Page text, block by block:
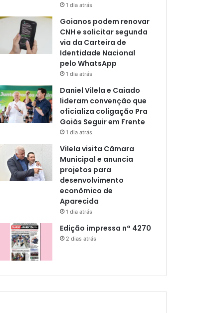
1 dia atrás
Goianos podem renovar
CNH e solicitar segunda
via da Carteira de
Identidade Nacional
pelo WhatsApp
1 dia atrás
Daniel Vilela e Caiado
lideram convenção que
oficializa coligação Pra
Goiás Seguir em Frente
1 dia atrás
Vilela visita Câmara
Municipal e anuncia
projetos para
desenvolvimento
econômico de
Aparecida
1 dia atrás
Edição impressa n° 4270
2 dias atrás